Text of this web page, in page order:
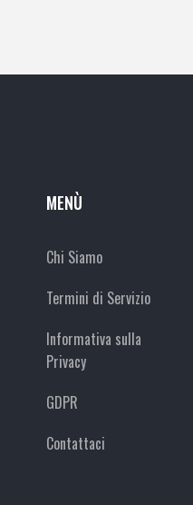
MENÙ
Chi Siamo
Termini di Servizio
Informativa sulla
Privacy
GDPR
Contattaci